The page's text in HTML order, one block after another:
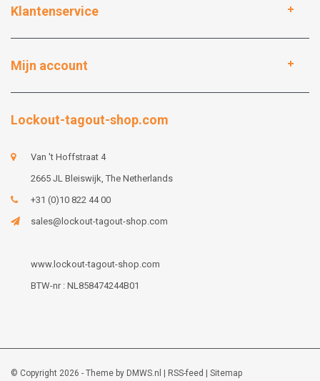
Klantenservice
Mijn account
Lockout-tagout-shop.com
Van 't Hoffstraat 4
2665 JL Bleiswijk, The Netherlands
+31 (0)10 822 44 00
sales@lockout-tagout-shop.com
www.lockout-tagout-shop.com
BTW-nr : NL858474244B01
© Copyright 2026 - Theme by DMWS.nl | RSS-feed | Sitemap